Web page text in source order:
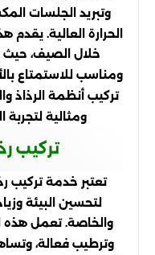
وتبريد الجلسات
الحرارة العالية. يقدم
خلال الصيف،
ومناسب للاستمتاع
تركيب أنظمة الرذاذ
ومثالية
تركيب
تعتبر خدمة تركيب
لتحسين البيئة
والخاصة. تعمل هذه
وترطيب فعالة،